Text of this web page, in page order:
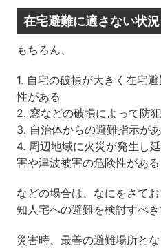
在宅避難に適さない状
もちろん、
1. 自宅の破損が大きく在宅
性がある
2. 窓などの破損によって防
3. 自治体からの避難指示が
4. 周辺地域に火災が発生し
害や津波被害の危険性がある
などの場合は、なにをさて
知人宅への避難を検討すべき
災害時、最善の避難場所と